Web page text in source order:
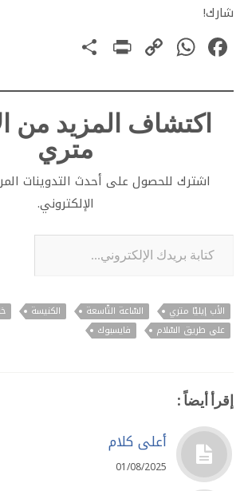
شارك!
Facebook
WhatsApp
Copy
اكتشاف المزيد من
متري
اشترك للحصول على أحدث التدوينات
الإلكتروني.
كتابة بريدك الإلكتروني...
الأب إيليّا متري السّاعة التّاسعة الكنيسة
على طريق السّلام
فايسبوك
إقرأ أيضاً :
أعلى كلام
01/08/2025